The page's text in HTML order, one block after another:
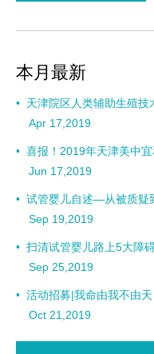
本月最新
• 天津院区人类辅助生殖
Apr 17,2019
•喜报！2019年天津美中
Jun 17,2019
•试管婴儿自述—从被质疑
Sep 19,2019
•扫清试管婴儿路上5大障
Sep 25,2019
•活动招募|我命由我不由天
Oct 21,2019